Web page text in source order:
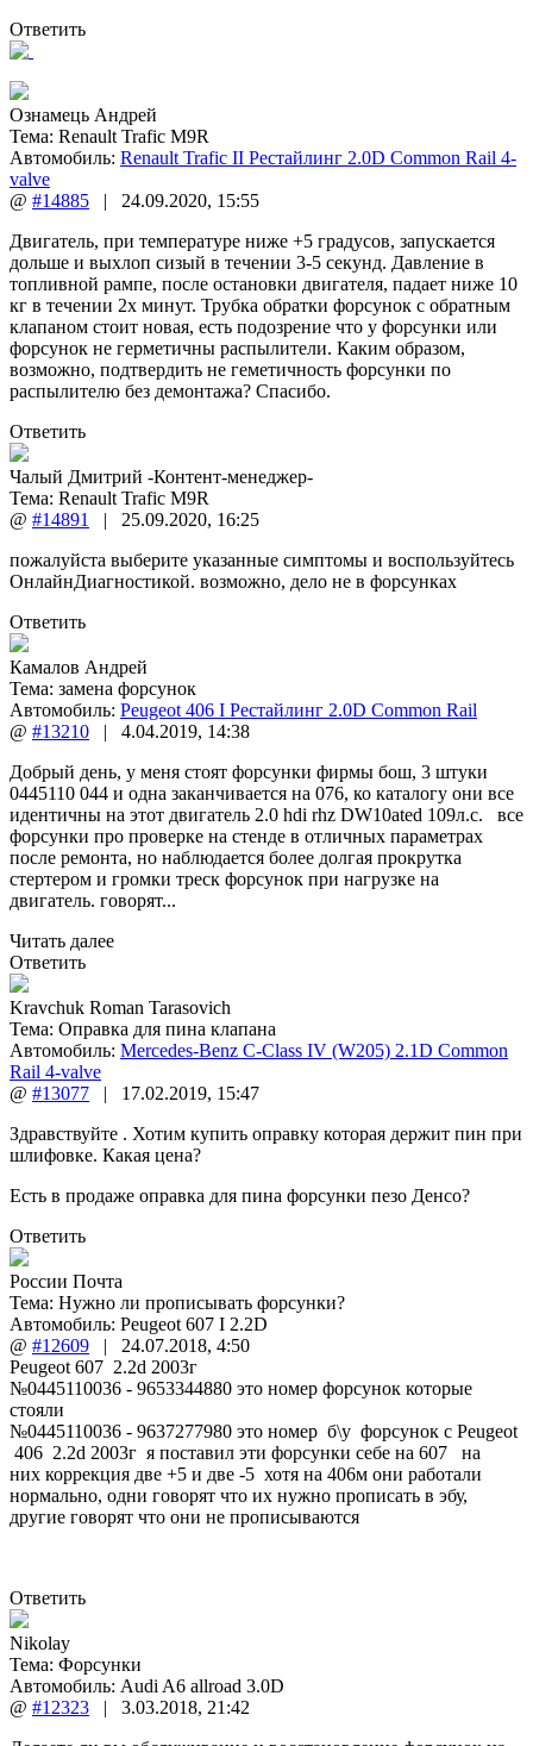
Ответить
Ознамець Андрей
Тема: Renault Trafic M9R
Автомобиль: Renault Trafic II Рестайлинг 2.0D Common Rail 4-
valve
@ #14885 | 24.09.2020, 15:55
Двигатель, при температуре ниже +5 градусов, запускается
дольше и выхлоп сизый в течении 3-5 секунд. Давление в
топливной рампе, после остановки двигателя, падает ниже 10
кг в течении 2х минут. Трубка обратки форсунок с обратным
клапаном стоит новая, есть подозрение что у форсунки или
форсунок не герметичны распылители. Каким образом,
возможно, подтвердить не геметичность форсунки по
распылителю без демонтажа? Спасибо.
Ответить
Чалый Дмитрий -Контент-менеджер-
Тема: Renault Trafic M9R
@ #14891 | 25.09.2020, 16:25
пожалуйста выберите указанные симптомы и воспользуйтесь
ОнлайнДиагностикой. возможно, дело не в форсунках
Ответить
Камалов Андрей
Тема: замена форсунок
Автомобиль: Peugeot 406 I Рестайлинг 2.0D Common Rail
@ #13210 | 4.04.2019, 14:38
Добрый день, у меня стоят форсунки фирмы бош, 3 штуки
0445110 044 и одна заканчивается на 076, ко каталогу они все
идентичны на этот двигатель 2.0 hdi rhz DW10ated 109л.с. все
форсунки про проверке на стенде в отличных параметрах
после ремонта, но наблюдается более долгая прокрутка
стертером и громки треск форсунок при нагрузке на
двигатель. говорят...
Читать далее
Ответить
Kravchuk Roman Tarasovich
Тема: Оправка для пина клапана
Автомобиль: Mercedes-Benz C-Class IV (W205) 2.1D Common
Rail 4-valve
@ #13077 | 17.02.2019, 15:47
Здравствуйте . Хотим купить оправку которая держит пин при
шлифовке. Какая цена?
Есть в продаже оправка для пина форсунки пезо Денсо?
Ответить
России Почта
Тема: Нужно ли прописывать форсунки?
Автомобиль: Peugeot 607 I 2.2D
@ #12609 | 24.07.2018, 4:50
Peugeot 607 2.2d 2003г
№0445110036 - 9653344880 это номер форсунок которые
стояли
№0445110036 - 9637277980 это номер б\у форсунок с Peugeot
406 2.2d 2003г я поставил эти форсунки себе на 607 на
них коррекция две +5 и две -5 хотя на 406м они работали
нормально, одни говорят что их нужно прописать в эбу,
другие говорят что они не прописываются
Ответить
Nikolay
Тема: Форсунки
Автомобиль: Audi A6 allroad 3.0D
@ #12323 | 3.03.2018, 21:42